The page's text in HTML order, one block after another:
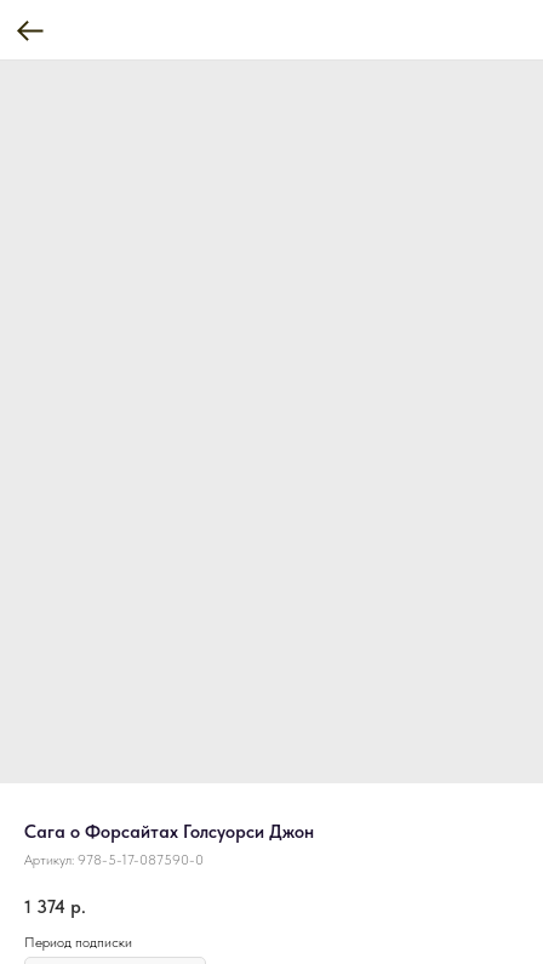
Сага о Форсайтах Голсуорси Джон
Артикул: 978-5-17-087590-0
1 374 р.
Период подписки